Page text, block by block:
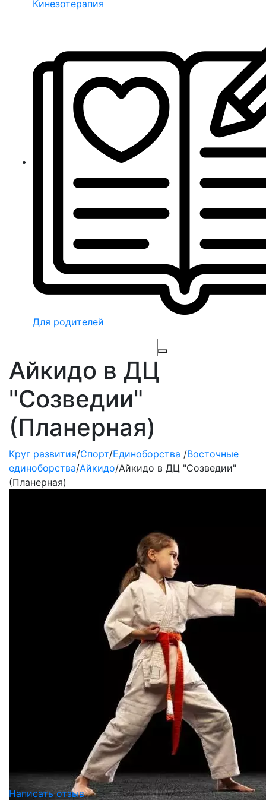
Кинезотерапия
Для родителей
Айкидо в ДЦ
"Созведии"
(Планерная)
Круг развития/Спорт/Единоборства /Восточные
единоборства/Айкидо/Айкидо в ДЦ "Созведии"
(Планерная)
Написать отзыв